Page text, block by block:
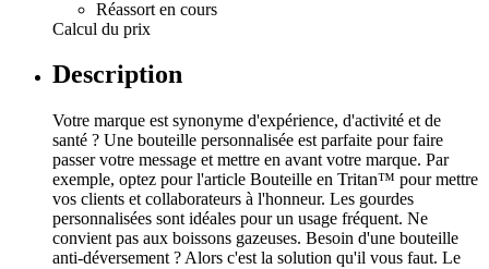
Réassort en cours
Calcul du prix
Description
Votre marque est synonyme d'expérience, d'activité et de
santé ? Une bouteille personnalisée est parfaite pour faire
passer votre message et mettre en avant votre marque. Par
exemple, optez pour l'article Bouteille en Tritan™ pour mettre
vos clients et collaborateurs à l'honneur. Les gourdes
personnalisées sont idéales pour un usage fréquent. Ne
convient pas aux boissons gazeuses. Besoin d'une bouteille
anti-déversement ? Alors c'est la solution qu'il vous faut. Le